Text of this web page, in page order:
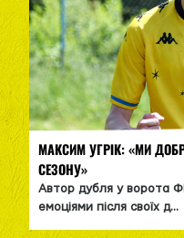
МАКСИМ УГРІК: «МИ
СЕЗОНУ»
Автор дубля у ворота
емоціями після своїх д...